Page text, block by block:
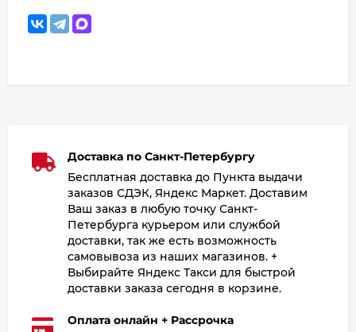
Доставка по Санкт-Петербургу
Бесплатная доставка до Пункта выдачи
заказов СДЭК, Яндекс Маркет. Доставим
Ваш заказ в любую точку Санкт-
Петербурга курьером или службой
доставки, так же есть возможность
самовывоза из наших магазинов. +
Выбирайте Яндекс Такси для быстрой
доставки заказа сегодня в корзине.
Оплата онлайн + Рассрочка